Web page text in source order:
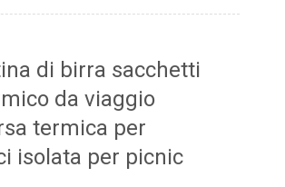
di birra sacchetti
da viaggio
termica per
isolata per picnic